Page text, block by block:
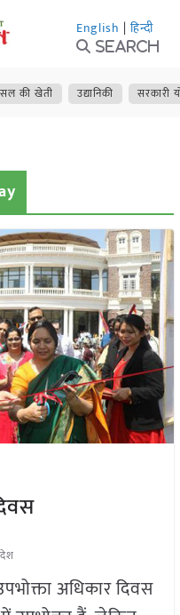
English | हिन्दी
Search
की खेती उद्यानिकी सरकारी
अधिकार दिवस